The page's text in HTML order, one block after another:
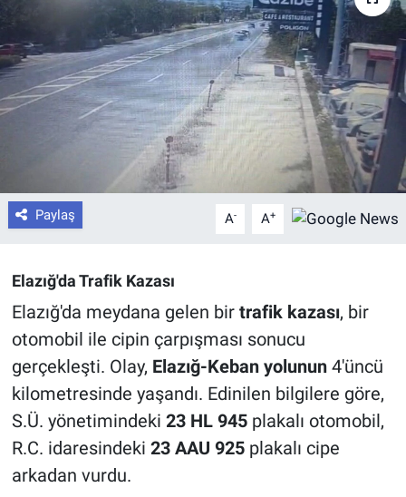
Paylaş A- A+
Elazığ'da Trafik Kazası
Elazığ'da meydana gelen bir trafik kazası, bir
otomobil ile cipin çarpışması sonucu
gerçekleşti. Olay, Elazığ-Keban yolunun4'üncü
kilometresinde yaşandı. Edinilen bilgilere göre,
S.Ü. yönetimindeki 23 HL 945plakalı otomobil,
R.C. idaresindeki 23 AAU 925plakalı cipe
arkadan vurdu.